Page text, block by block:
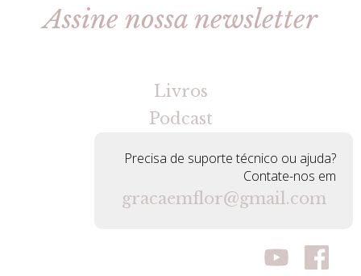
Assine nossa newsletter
Livros
Podcast
Precisa de suporte técnico ou ajuda?
Contate-nos em
gracaemflor@gmail.com